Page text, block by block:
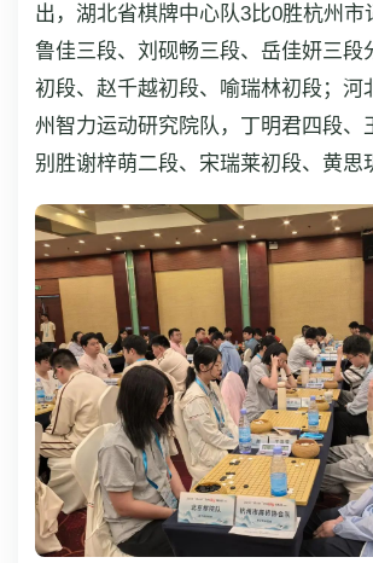
出，湖北省棋牌中心队3比0胜杭州市
鲁佳三段、刘砚畅三段、岳佳妍三段
初段、赵千越初段、喻瑞林初段；河
州智力运动研究院队，丁明君四段、
别胜谢梓萌二段、宋瑞莱初段、黄思